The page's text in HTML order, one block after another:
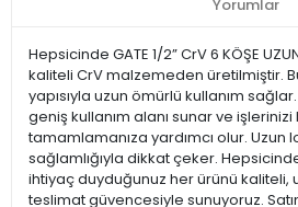
Yorumlar
Hepsicinde GATE 1/2” CrV 6 KÖŞE
kaliteli CrV malzemeden üretilmiştir.
yapısıyla uzun ömürlü kullanım
geniş kullanım alanı sunar ve işlerinizi
tamamlamanıza yardımcı olur. Uzun
sağlamlığıyla dikkat çeker.
ihtiyaç duyduğunuz her ürünü kaliteli,
teslimat güvencesiyle sunuyoruz.